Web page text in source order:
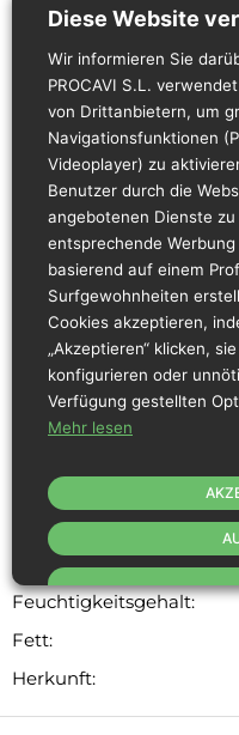
Produktbeschreibung
Es gilt der
hierauf im spanischen
Rotes Fleisch
Ungefähres
Tiefgekühlt -18 ºC
Ohne
großen
Federn.
Herkunft:
Toleranzbereich der
Feuchtigkeitsgehalt:
Fett:
Herkunft:
Diese Website
Wir informieren Sie
PROCAVI S.L.
von Drittanbietern, um
Navigationsfunktionen
Videoplayer) zu
Benutzer durch die
angebotenen Dienste
entsprechende
basierend auf einem
Surfgewohnheiten
Cookies akzeptieren,
„Akzeptieren“ klicken,
konfigurieren oder
Verfügung gestellten
Mehr lesen